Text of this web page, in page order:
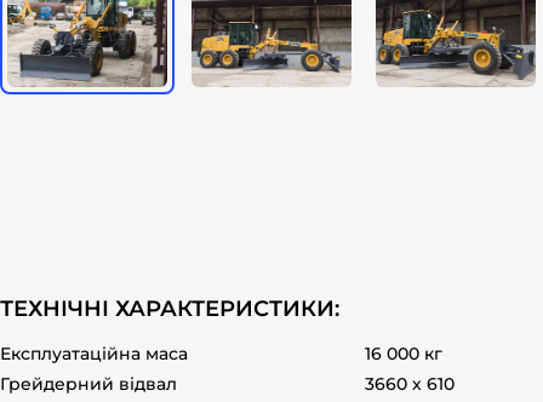
ТЕХНІЧНІ ХАРАКТЕРИСТИКИ:
Експлуатаційна маса
16 000 кг
Грейдерний відвал
3660 х 610